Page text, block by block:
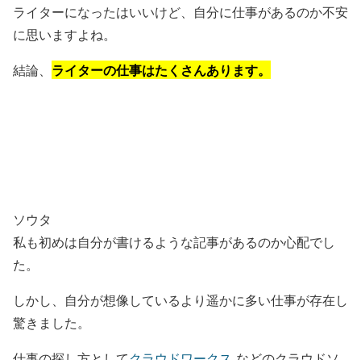
ライターになったはいいけど、自分に仕事があるのか不安
に思いますよね。
結論、 ライターの仕事はたくさんあります。
ソウタ
私も初めは自分が書けるような記事があるのか心配でし
た。
しかし、自分が想像しているより遥かに多い仕事が存在し
驚きました。